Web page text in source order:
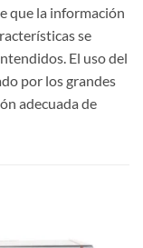
que la información
se
El uso del
por los grandes
adecuada de